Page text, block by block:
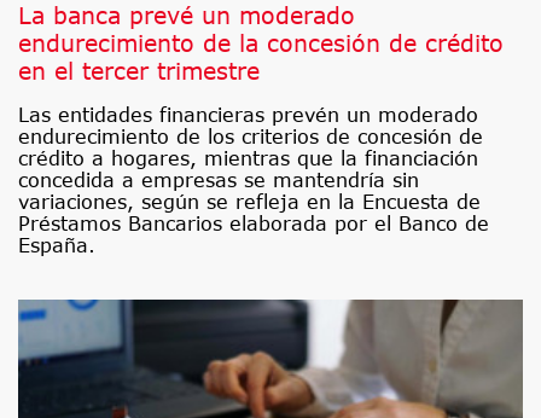
La banca prevé un moderado
endurecimiento de la concesión de crédito
en el tercer trimestre
Las entidades financieras prevén un moderado
endurecimiento de los criterios de concesión de
crédito a hogares, mientras que la financiación
concedida a empresas se mantendría sin
variaciones, según se refleja en la Encuesta de
Préstamos Bancarios elaborada por el Banco de
España.